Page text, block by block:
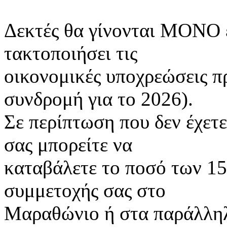
Δεκτές θα γίνονται ΜΟΝΟ
τακτοποιήσει τις
οικονομικές υποχρεώσεις
συνδρομή για το 2026).
Σε περίπτωση που δεν
σας μπορείτε να
καταβάλετε το ποσό των
συμμετοχής σας στο
Μαραθώνιο ή στα